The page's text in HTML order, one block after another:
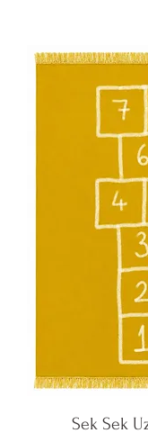
Sek Sek